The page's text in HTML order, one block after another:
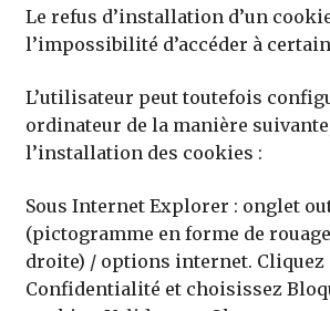
Le refus d’installation d’un
l’impossibilité d’accéder à
L’utilisateur peut toutefois
ordinateur de la manière
l’installation des cookies :
Sous Internet Explorer : onglet
(pictogramme en forme de
droite) / options internet. Cliquez
Confidentialité et choisissez